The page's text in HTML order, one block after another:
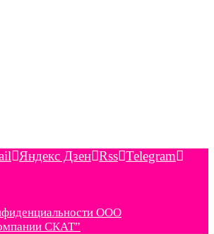
Яндекс Дзен Rss Telegram
ООО
СКАТ”